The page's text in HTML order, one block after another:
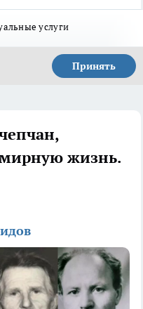
услуги
Принять
жизнь.